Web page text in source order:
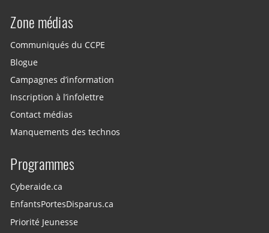
Zone médias
Communiqués du CCPE
Blogue
Campagnes d’information
Inscription à l’infolettre
Contact médias
Manquements des technos
Programmes
Cyberaide.ca
EnfantsPortesDisparus.ca
Priorité Jeunesse